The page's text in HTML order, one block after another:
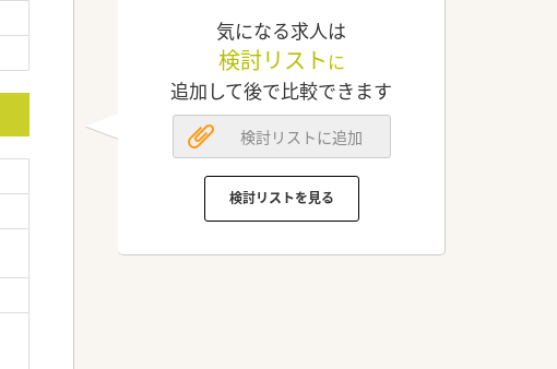
気になる求人は
検討リスト に
追加して後で比較できます
検討リストに追加
検討リストを見る